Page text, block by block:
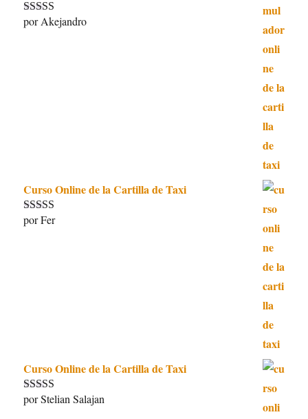
Valorado con
por Akejandro
Curso Online de la Cartilla de Taxi
Valorado con
por Fer
Curso Online de la Cartilla de Taxi
Valorado con
por Stelian Salajan